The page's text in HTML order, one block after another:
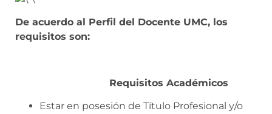
De acuerdo al Perfil del Docente UMC, los
requisitos son:
Requisitos Académicos
Estar en posesión de Título Profesional y/o